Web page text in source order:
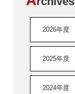
2026年度
2025年度
2024年度